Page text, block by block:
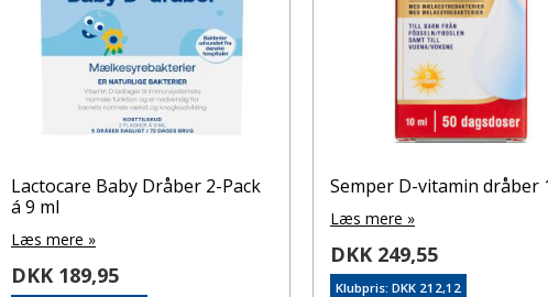
Lactocare Baby Dråber 2-Pack
á 9 ml
Læs mere »
DKK 189,95
Semper D-vitamin dråber
Læs mere »
DKK 249,55
Klubpris: DKK 212,12